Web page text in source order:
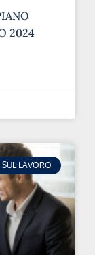
2024
SUL LAVORO